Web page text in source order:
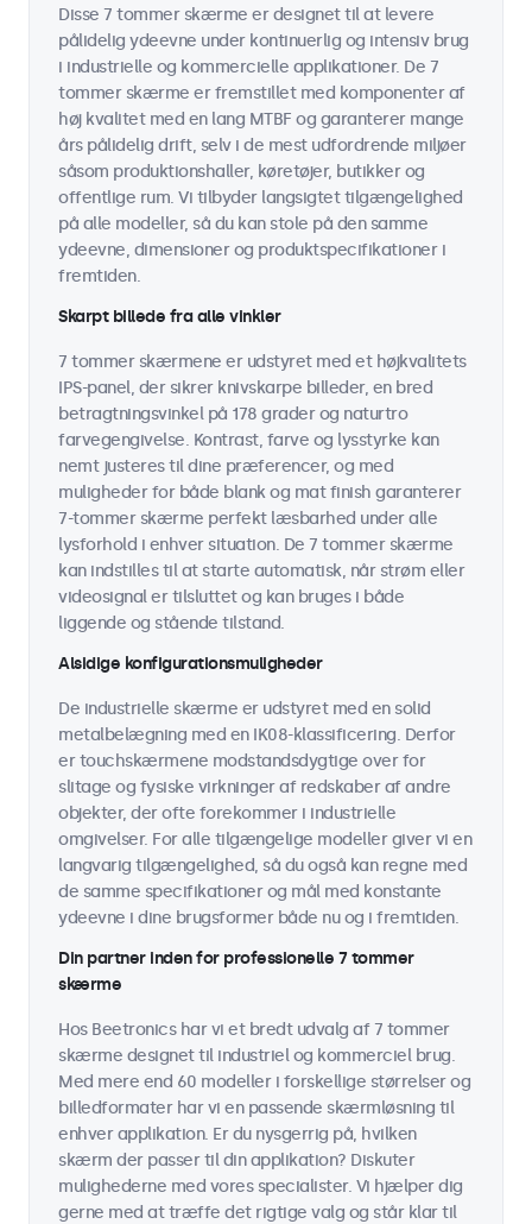
Disse 7 tommer skærme er designet til at levere
pålidelig ydeevne under kontinuerlig og intensiv brug
i industrielle og kommercielle applikationer. De 7
tommer skærme er fremstillet med komponenter af
høj kvalitet med en lang MTBF og garanterer mange
års pålidelig drift, selv i de mest udfordrende miljøer
såsom produktionshaller, køretøjer, butikker og
offentlige rum. Vi tilbyder langsigtet tilgængelighed
på alle modeller, så du kan stole på den samme
ydeevne, dimensioner og produktspecifikationer i
fremtiden.
Skarpt billede fra alle vinkler
7 tommer skærmene er udstyret med et højkvalitets
IPS-panel, der sikrer knivskarpe billeder, en bred
betragtningsvinkel på 178 grader og naturtro
farvegengivelse. Kontrast, farve og lysstyrke kan
nemt justeres til dine præferencer, og med
muligheder for både blank og mat finish garanterer
7-tommer skærme perfekt læsbarhed under alle
lysforhold i enhver situation. De 7 tommer skærme
kan indstilles til at starte automatisk, når strøm eller
videosignal er tilsluttet og kan bruges i både
liggende og stående tilstand.
Alsidige konfigurationsmuligheder
De industrielle skærme er udstyret med en solid
metalbelægning med en IK08-klassificering. Derfor
er touchskærmene modstandsdygtige over for
slitage og fysiske virkninger af redskaber af andre
objekter, der ofte forekommer i industrielle
omgivelser. For alle tilgængelige modeller giver vi en
langvarig tilgængelighed, så du også kan regne med
de samme specifikationer og mål med konstante
ydeevne i dine brugsformer både nu og i fremtiden.
Din partner inden for professionelle 7 tommer
skærme
Hos Beetronics har vi et bredt udvalg af 7 tommer
skærme designet til industriel og kommerciel brug.
Med mere end 60 modeller i forskellige størrelser og
billedformater har vi en passende skærmløsning til
enhver applikation. Er du nysgerrig på, hvilken
skærm der passer til din applikation? Diskuter
mulighederne med vores specialister. Vi hjælper dig
gerne med at træffe det rigtige valg og står klar til